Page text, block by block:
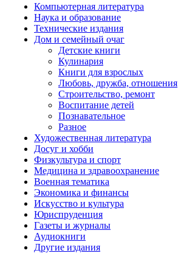
Компьютерная литература
Наука и образование
Технические издания
Дом и семейный очаг
Детские книги
Кулинария
Книги для взрослых
Любовь, дружба, отношения
Строительство, ремонт
Воспитание детей
Познавательное
Разное
Художественная литература
Досуг и хобби
Физкультура и спорт
Медицина и здравоохранение
Военная тематика
Экономика и финансы
Искусство и культура
Юриспруденция
Газеты и журналы
Аудиокниги
Другие издания